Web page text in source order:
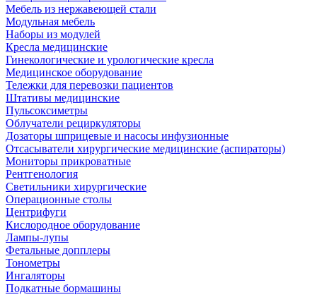
Мебель из нержавеющей стали
Модульная мебель
Наборы из модулей
Кресла медицинские
Гинекологические и урологические кресла
Медицинское оборудование
Тележки для перевозки пациентов
Штативы медицинские
Пульсоксиметры
Облучатели рециркуляторы
Дозаторы шприцевые и насосы инфузионные
Отсасыватели хирургические медицинские (аспираторы)
Мониторы прикроватные
Рентгенология
Светильники хирургические
Операционные столы
Центрифуги
Кислородное оборудование
Лампы-лупы
Фетальные допплеры
Тонометры
Ингаляторы
Подкатные бормашины